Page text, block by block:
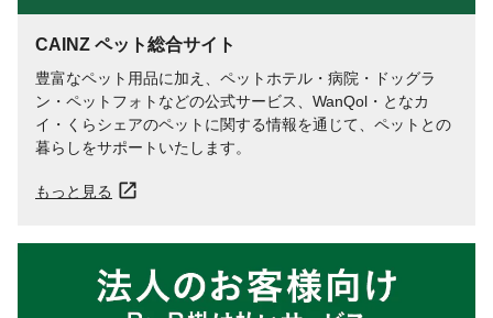
CAINZ ペット総合サイト
豊富なペット用品に加え、ペットホテル・病院・ドッグラ
ン・ペットフォトなどの公式サービス、WanQol・となカ
イ・くらシェアのペットに関する情報を通じて、ペットとの
暮らしをサポートいたします。
もっと見る